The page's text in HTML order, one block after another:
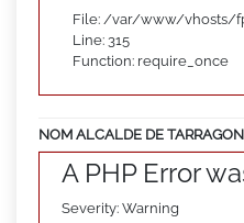
File: /var/www/vhosts/
Line: 315
Function: require_once
NOM ALCALDE DE
A PHP Error
Severity: Warning